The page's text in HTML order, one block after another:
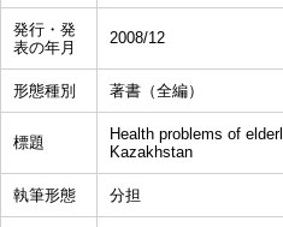
発行・発
表の年月
2008/12
形態種別 著書（全編）
標題
Health problems of
Kazakhstan
執筆形態 分担